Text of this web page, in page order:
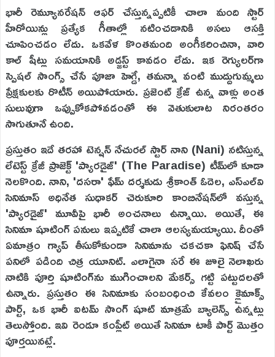
భారీ రెమ్యూనరేషన్ ఆఫర్ చేస్తున్నప్పటికీ చాలా మంది స్టార్
హీరోయిన్లు ప్రత్యేక గీతాల్లో నటించడానికి అసలు ఆసక్తి
చూపించడం లేదు. ఒకవేళ కొంతమంది అంగీకరించినా, వారి
కాల్ షీట్లు సమయానికి అడ్జస్ట్ కావడం లేదు. ఇక రెగ్యులర్‌గా
స్పెషల్ సాంగ్స్ చేసే పూజా హెగ్డే, తమన్నా వంటి ముద్దుగుమ్మలు
ప్రేక్షకులకు రొటీన్ అయిపోయారు. ప్రజెంట్ క్రేజ్ ఉన్న వాళ్లు అంత
సులువుగా ఒప్పుకోకపోవడంతో ఈ వెతుకులాట నిరంతరం
సాగుతూనే ఉంది.
ప్రస్తుతం ఇదే తరహా టెన్షన్ నేచురల్ స్టార్ నాని (Nani) నటిస్తున్న
లేటెస్ట్ క్రేజీ ప్రాజెక్ట్ 'ప్యారడైజ్' (The Paradise) టీమ్‌లో కూడా
నెలకొంది. నాని, 'దసరా' ఫేమ్ దర్శకుడు శ్రీకాంత్ ఓదెల, ఎస్‌ఎల్‌వి
సినిమాస్ అధినేత సుధాకర్ చెరుకూరి కాంబినేషన్‌లో వస్తున్న
'ప్యారడైజ్' మూవీపై భారీ అంచనాలు ఉన్నాయి. అయితే, ఈ
సినిమా షూటింగ్ పనులు ఇప్పటికే చాలా ఆలస్యమయ్యాయి. దీంతో
ఏమాత్రం గ్యాప్ తీసుకోకుండా సినిమాను చకచకా ఫినిష్ చేసే
పనిలో పడింది చిత్ర యూనిట్. ఎలాగైనా సరే ఈ జూలై నెలాఖరు
నాటికి పూర్తి షూటింగ్‌ను ముగించాలని మేకర్స్ గట్టి పట్టుదలతో
ఉన్నారు. ప్రస్తుతం ఈ సినిమాకు సంబంధించి కేవలం క్లైమాక్స్
పార్ట్, ఒక భారీ ఐటమ్ సాంగ్ షూట్ మాత్రమే బ్యాలెన్స్ ఉన్నట్లు
తెలుస్తోంది. ఇవి రెండూ కంప్లీట్ అయితే సినిమా టాకీ పార్ట్ మొత్తం
పూర్తయినట్లే.